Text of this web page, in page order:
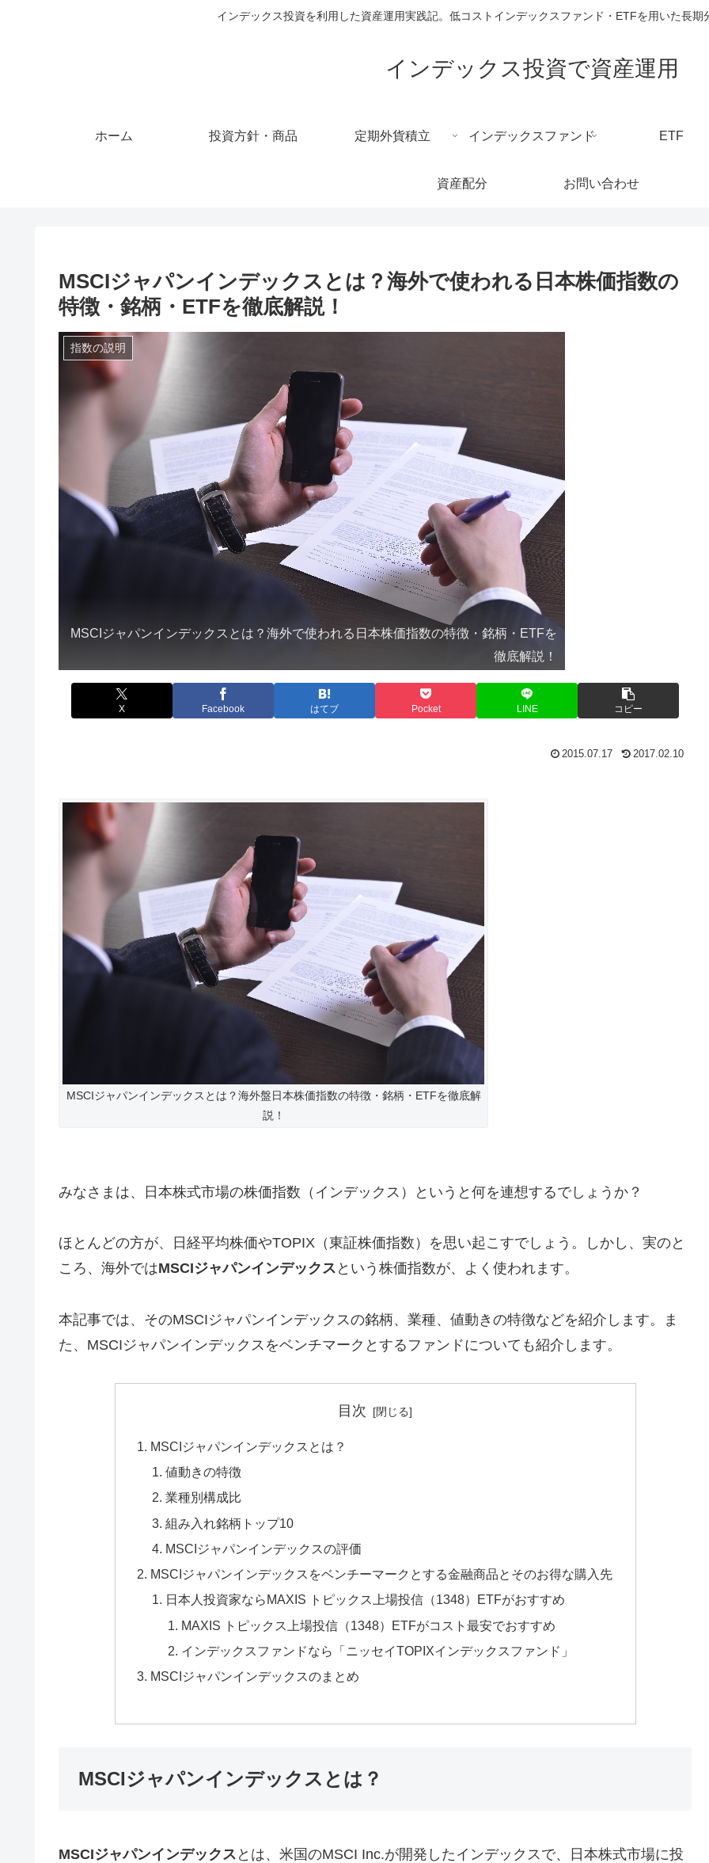
インデックス投資を利用した資産運用実践記。低コストインデックスファンド・ETFを用いた長期
インデックス投資で資産運用
ホーム 投資方針・商品 定期外貨積立 インデックスファンド ETF
資産配分 お問い合わせ
MSCIジャパンインデックスとは？海外で使われる日本株価指数の
特徴・銘柄・ETFを徹底解説！
指数の説明
MSCIジャパンインデックスとは？海外で使われる日本株価指数の特徴・銘柄・ETFを
徹底解説！
X Facebook はてブ Pocket LINE コピー
2015.07.17 2017.02.10
MSCIジャパンインデックスとは？海外盤日本株価指数の特徴・銘柄・ETFを徹底解
説！
みなさまは、日本株式市場の株価指数（インデックス）というと何を連想するでしょうか？
ほとんどの方が、日経平均株価やTOPIX（東証株価指数）を思い起こすでしょう。しかし、実のと
ころ、海外ではMSCIジャパンインデックス という株価指数が、よく使われます。
本記事では、そのMSCIジャパンインデックスの銘柄、業種、値動きの特徴などを紹介します。ま
た、MSCIジャパンインデックスをベンチマークとするファンドについても紹介します。
目次
MSCIジャパンインデックスとは？
値動きの特徴
業種別構成比
組み入れ銘柄トップ10
MSCIジャパンインデックスの評価
MSCIジャパンインデックスをベンチーマークとする金融商品とそのお得な購入先
日本人投資家ならMAXIS トピックス上場投信（1348）ETFがおすすめ
MAXIS トピックス上場投信（1348）ETFがコスト最安でおすすめ
インデックスファンドなら「ニッセイTOPIXインデックスファンド」
MSCIジャパンインデックスのまとめ
MSCIジャパンインデックスとは？
MSCIジャパンインデックス とは、米国のMSCI Inc.が開発したインデックスで、日本株式市場に投